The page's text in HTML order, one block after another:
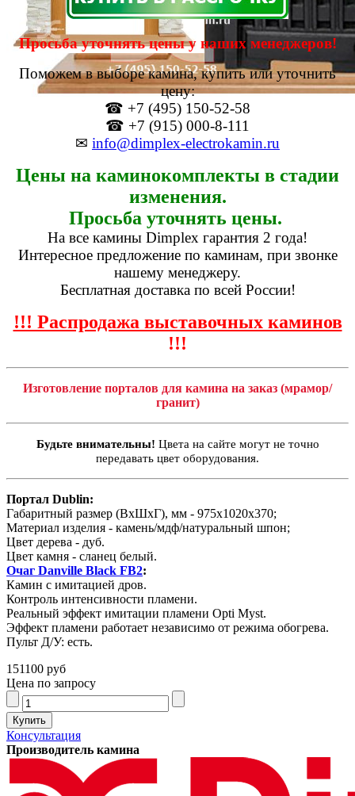
Просьба уточнять цены у наших менеджеров!
Поможем в выборе камина, купить или уточнить
цену:
☎ +7 (495) 150-52-58
☎ +7 (915) 000-8-111
✉ info@dimplex-electrokamin.ru
Цены на каминокомплекты в стадии
изменения.
Просьба уточнять цены.
На все камины Dimplex гарантия 2 года!
Интересное предложение по каминам, при звонке
нашему менеджеру.
Бесплатная доставка по всей России!
!!! Распродажа выставочных каминов
!!!
Изготовление порталов для камина на заказ (мрамор/
гранит)
Будьте внимательны! Цвета на сайте могут не точно
передавать цвет оборудования.
Портал Dublin:
Габаритный размер (ВхШхГ), мм - 975х1020х370;
Материал изделия - камень/мдф/натуральный шпон;
Цвет дерева - дуб.
Цвет камня - сланец белый.
Очаг Danville Black FB2:
Камин с имитацией дров.
Контроль интенсивности пламени.
Реальный эффект имитации пламени Opti Myst.
Эффект пламени работает независимо от режима обогрева.
Пульт Д/У: есть.
151100 руб
Цена по запросу
Консультация
Производитель камина